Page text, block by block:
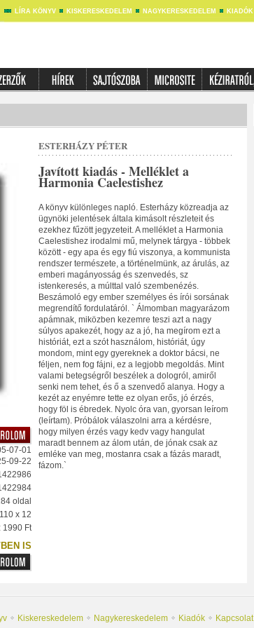
LÍRA KÖNYV KISKERESKEDELEM NAGYKERESKEDELEM KIADÓK
07-01
09-22
oldal
x 12
1990 Ft
IS
ESTERHÁZY PÉTER
Javított kiadás - Melléklet a
Harmonia Caelestishez
A könyv különleges napló. Esterházy közreadja az
ügynöki jelentések általa kimásolt részleteit és
ezekhez fűzött jegyzeteit. A melléklet a Harmonia
Caelestishez irodalmi mű, melynek tárgya - többek
között - egy apa és egy fiú viszonya, a kommunista
rendszer természete, a történelmünk, az árulás, az
emberi magányosság és szenvedés, sz
istenkeresés, a múlttal való szembenézés.
Beszámoló egy ember személyes és írói sorsának
megrendítő fordulatáról. ` Álmomban magyarázom
apámnak, miközben kezemre teszi azt a nagy
súlyos apakezét, hogy az a jó, ha megírom ezt a
históriát, ezt a szót használom, históriát, úgy
mondom, mint egy gyereknek a doktor bácsi, ne
féljen, nem fog fájni, ez a legjobb megoldás. Mint
valami betegségről beszélek a dologról, amiről
senki nem tehet, és ő a szenvedő alanya. Hogy a
kezét az enyémre tette ez olyan erős, jó érzés,
hogy föl is ébredek. Nyolc óra van, gyorsan leírom
(leírtam). Próbálok válaszolni arra a kérdésre,
hogy milyen érzés vagy kedv vagy hangulat
maradt bennem az álom után, de jónak csak az
emléke van meg, mostanra csak a fázás maradt,
fázom.`
Kiskereskedelem Nagykereskedelem Kiadók Kapcsolat